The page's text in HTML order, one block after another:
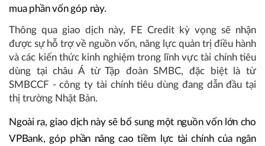
mua phần vốn góp này.
Thông qua giao dịch này, FE Credit kỳ vọng sẽ nhận
được sự hỗ trợ về nguồn vốn, năng lực quản trị điều hành
và các kiến thức kinh nghiệm trong lĩnh vực tài chính tiêu
dùng tại châu Á từ Tập đoàn SMBC, đặc biệt là từ
SMBCCF - công ty tài chính tiêu dùng đang dẫn đầu tại
thị trường Nhật Bản.
Ngoài ra, giao dịch này sẽ bổ sung một nguồn vốn lớn cho
VPBank, góp phần nâng cao tiềm lực tài chính của ngân